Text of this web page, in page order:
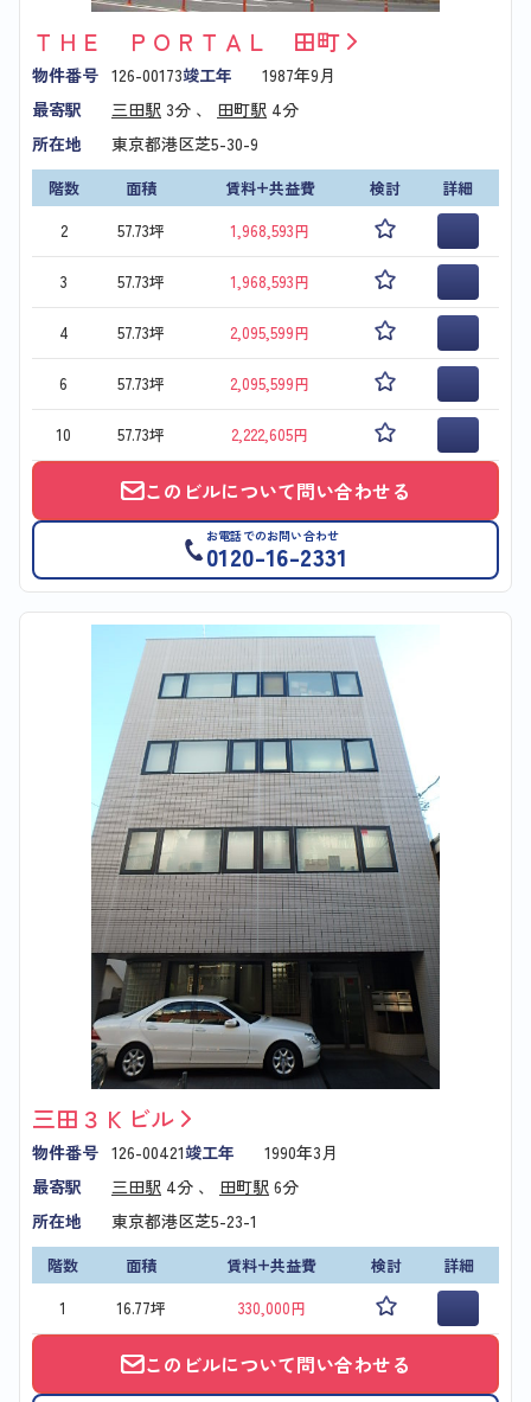
ＴＨＥ ＰＯＲＴＡＬ 田町
物件番号 126-00173竣工年
1987年9月
最寄駅
三田駅 3分 、 田町駅 4分
所在地
東京都港区芝5-30-9
階数 面積 賃料+共益費 検討
詳細
2
57.73坪 1,968,593円
3 57.73坪 1,968,593円
4 57.73坪 2,095,599円
6 57.73坪 2,095,599円
10 57.73坪 2,222,605円
このビルについて問い合わせる
お電話でのお問い合わせ
0120-16-2331
三田３Ｋビル
物件番号 126-00421竣工年
1990年3月
最寄駅
三田駅 4分 、 田町駅 6分
所在地
東京都港区芝5-23-1
階数 面積 賃料+共益費 検討
詳細
1
16.77坪 330,000円
このビルについて問い合わせる